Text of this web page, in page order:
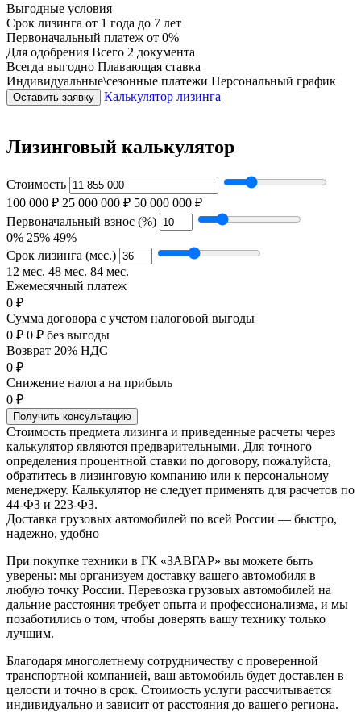
Выгодные условия
Срок лизинга от 1 года до 7 лет
Первоначальный платеж от 0%
Для одобрения Всего 2 документа
Всегда выгодно Плавающая ставка
Индивидуальные\сезонные платежи Персональный график
Оставить заявку Калькулятор лизинга
Лизинговый калькулятор
Стоимость
100 000 ₽ 25 000 000 ₽ 50 000 000 ₽
Первоначальный взнос (%)
0% 25% 49%
Срок лизинга (мес.)
12 мес. 48 мес. 84 мес.
Ежемесячный платеж
0 ₽
Сумма договора с учетом налоговой выгоды
0 ₽ 0 ₽ без выгоды
Возврат 20% НДС
0 ₽
Снижение налога на прибыль
0 ₽
Получить консультацию
Стоимость предмета лизинга и приведенные расчеты через
калькулятор являются предварительными. Для точного
определения процентной ставки по договору, пожалуйста,
обратитесь в лизинговую компанию или к персональному
менеджеру. Калькулятор не следует применять для расчетов по
44-ФЗ и 223-ФЗ.
Доставка грузовых автомобилей по всей России — быстро,
надежно, удобно
При покупке техники в ГК «ЗАВГАР» вы можете быть
уверены: мы организуем доставку вашего автомобиля в
любую точку России. Перевозка грузовых автомобилей на
дальние расстояния требует опыта и профессионализма, и мы
позаботились о том, чтобы доверять вашу технику только
лучшим.
Благодаря многолетнему сотрудничеству с проверенной
транспортной компанией, ваш автомобиль будет доставлен в
целости и точно в срок. Стоимость услуги рассчитывается
индивидуально и зависит от расстояния до вашего региона.